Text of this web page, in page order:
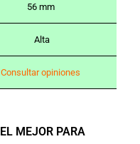
56 mm
Alta
Consultar opiniones
EL MEJOR PARA